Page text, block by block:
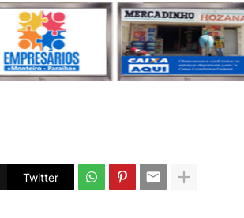
Twitter